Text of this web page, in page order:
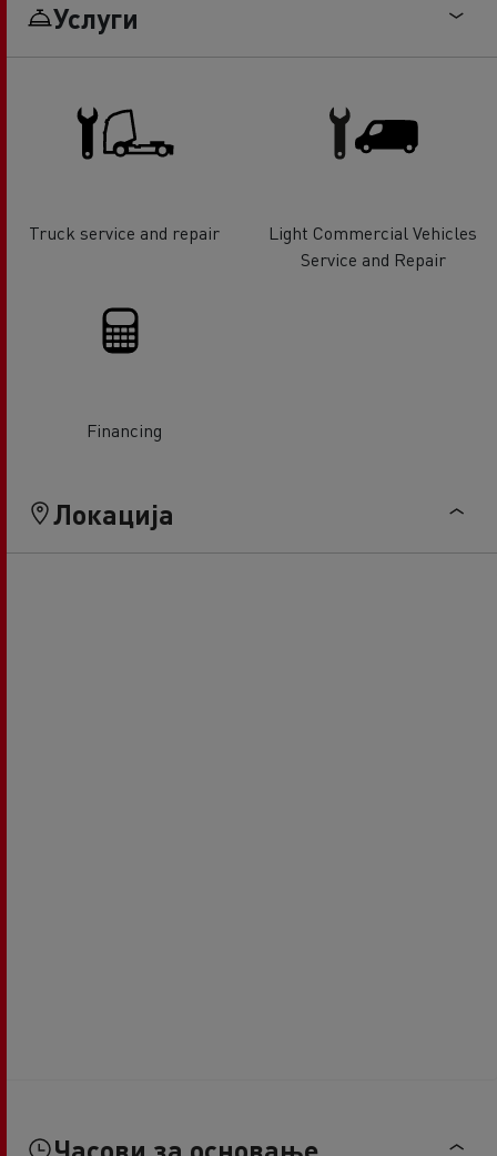
Услуги
Truck service and repair
Light Commercial Vehicles
Service and Repair
Financing
Локација
Часови за основање